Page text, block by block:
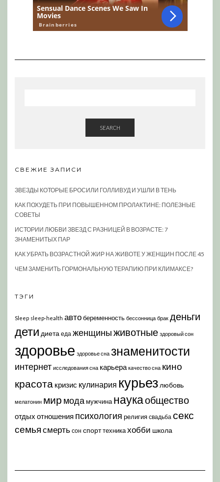
SEARCH
СВЕЖИЕ ЗАПИСИ
ЗВЕЗДЫ КОТОРЫЕ БРОСИЛИ ГОЛЛИВУД И УШЛИ В ТЕНЬ
КАК ПОХУДЕТЬ ПРИ ПОВЫШЕННОМ ПРОЛАКТИНЕ: ПОЛЕЗНЫЕ
СОВЕТЫ
ИСТОРИИ ЛЮБВИ ЗВЕЗД С РАЗНИЦЕЙ В ВОЗРАСТЕ: 7
ЗНАМЕНИТЫХ ПАР
КАК УБРАТЬ ВОЗРАСТНОЙ ЖИР НА ЖИВОТЕ У ЖЕНЩИН ПОСЛЕ 45
ЧЕМ ЗАМЕНИТЬ ГОРМОНАЛЬНУЮ ТЕРАПИЮ ПРИ КЛИМАКСЕ?
ТЭГИ
Sleep sleep-health автобеременность бессонница брак деньги
дети диета еда женщиныживотные здоровый сон
здоровье здоровье сна знаменитости
интернет исследования сна карьера качество сна кино
красота кризис кулинария курьез любовь
мелатонин мир модамужчина наукаобщество
отдых отношения психология религия свадьба секс
семья смерть сон спорттехникахобби школа